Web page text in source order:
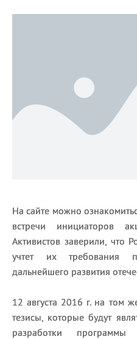
На сайте можно
встречи инициаторов
Активистов заверили, что
учтет их требования
дальнейшего развития
12 августа 2016 г. на том
тезисы, которые будут
разработки